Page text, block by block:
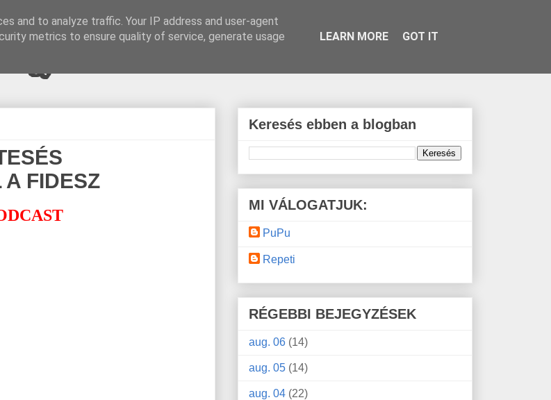
FIDESZ
Keresés ebben a blogban
MI VÁLOGATJUK:
PuPu
Repeti
RÉGEBBI BEJEGYZÉSEK
aug. 06 (14)
aug. 05 (14)
aug. 04 (22)
and to analyze traffic. Your IP address and user-agent
metrics to ensure quality of service, generate usage
LEARN MORE GOT IT